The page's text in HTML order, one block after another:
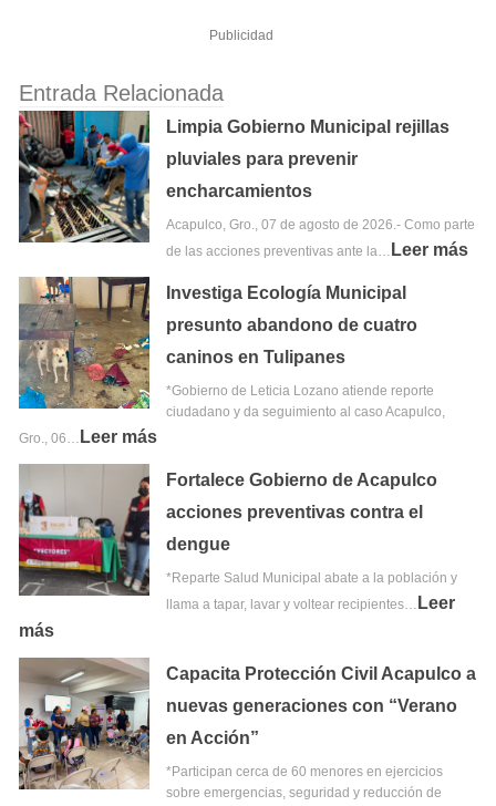
Publicidad
Entrada Relacionada
Limpia Gobierno Municipal rejillas
pluviales para prevenir
encharcamientos
Acapulco, Gro., 07 de agosto de 2026.- Como parte
de las acciones preventivas ante la… Leer más
Investiga Ecología Municipal
presunto abandono de cuatro
caninos en Tulipanes
*Gobierno de Leticia Lozano atiende reporte
ciudadano y da seguimiento al caso Acapulco,
Gro., 06… Leer más
Fortalece Gobierno de Acapulco
acciones preventivas contra el
dengue
*Reparte Salud Municipal abate a la población y
llama a tapar, lavar y voltear recipientes… Leer
más
Capacita Protección Civil Acapulco a
nuevas generaciones con “Verano
en Acción”
*Participan cerca de 60 menores en ejercicios
sobre emergencias, seguridad y reducción de